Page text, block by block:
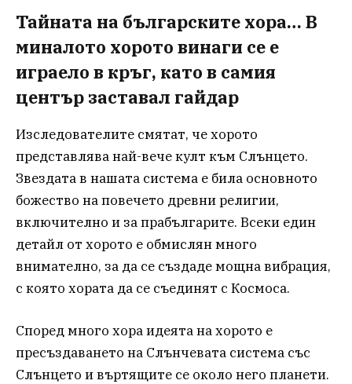
Тайната на българските хора… В
миналото хорото винаги се е
играело в кръг, като в самия
център заставал гайдар
Изследователите смятат, че хорото
представлява най-вече култ към Слънцето.
Звездата в нашата система е била основното
божество на повечето древни религии,
включително и за прабългарите. Всеки един
детайл от хорото е обмислян много
внимателно, за да се създаде мощна вибрация,
с която хората да се съединят с Космоса.
Според много хора идеята на хорото е
пресъздаването на Слънчевата система със
Слънцето и въртящите се около него планети.